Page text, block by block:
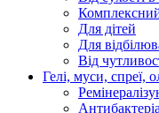
Для дітей
Для
Від
Гелі, муси, спреї,